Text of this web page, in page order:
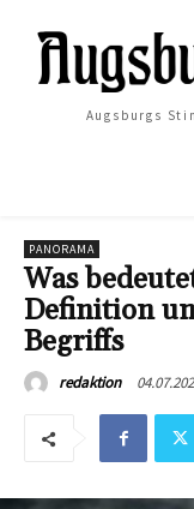
Augsburgs
PANORAMA
Was
Definition
Begriffs
redaktion